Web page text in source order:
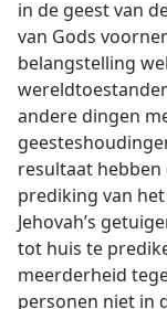
in de geest van
van Gods
belangstelling
andere dingen
resultaat
prediking van
Jehovah’s
tot huis te
meerderheid
personen niet in